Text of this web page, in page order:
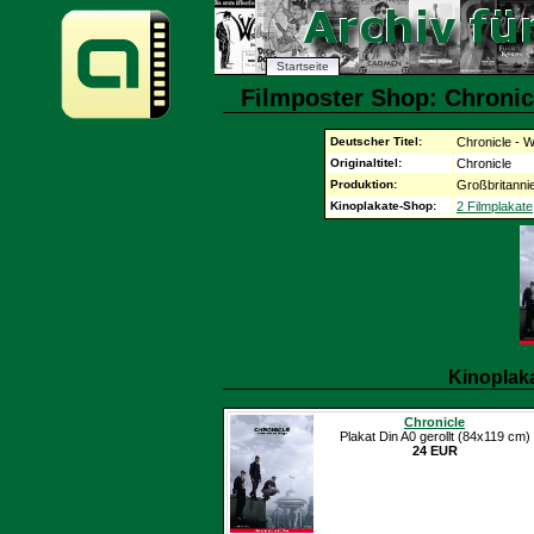
Startseite
Filmposter Shop:
Deutscher Titel: Chronicle -
Originaltitel: Chronicle
Produktion:
Kinoplakate-Shop: 2 Filmplakate
Chronicle
Plakat Din A0 gerollt (84x119 cm)
24 EUR